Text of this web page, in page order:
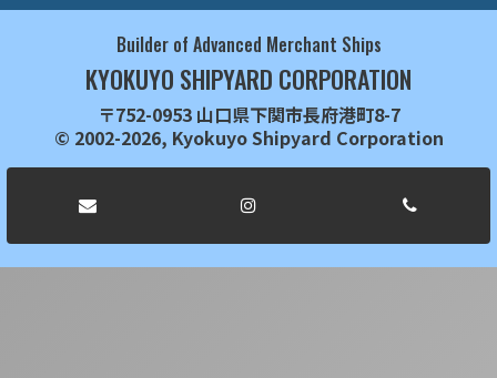
Builder of Advanced Merchant Ships
KYOKUYO SHIPYARD CORPORATION
〒752-0953 山口県下関市長府港町8-7
© 2002-2026, Kyokuyo Shipyard Corporation